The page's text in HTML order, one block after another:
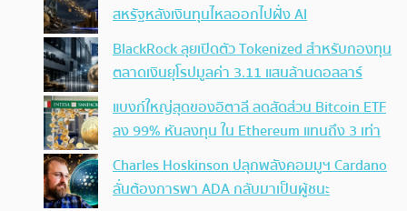
สหรัฐหลังเงินทุนไหลออกไปฝั่ง AI
BlackRock ลุยเปิดตัว Tokenized สำหรับกองทุน
ตลาดเงินยุโรปมูลค่า 3.11 แสนล้านดอลลาร์
แบงก์ใหญ่สุดของอิตาลี ลดสัดส่วน Bitcoin ETF
ลง 99% หันลงทุน ใน Ethereum แทนถึง 3 เท่า
Charles Hoskinson ปลุกพลังคอมมูฯ Cardano
ลั่นต้องการพา ADA กลับมาเป็นผู้ชนะ